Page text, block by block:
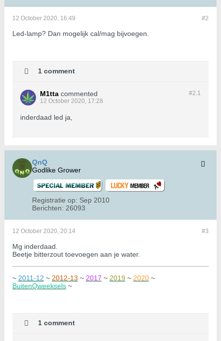
#2
12 October 2020, 16:49
Led-lamp? Dan mogelijk cal/mag bijvoegen.
1 comment
#2.1
M1tta commented
12 October 2020, 17:28
inderdaad led ja,
QnQ
Godlike Grower
Registratie op: Sep 2010
Berichten: 26093
#3
12 October 2020, 20:14
Mg inderdaad.
Beetje bitterzout toevoegen aan je water.
~ 2011-12 ~ 2012-13 ~ 2017 ~ 2019 ~ 2020 ~
BuitenQweeksels ~
1 comment